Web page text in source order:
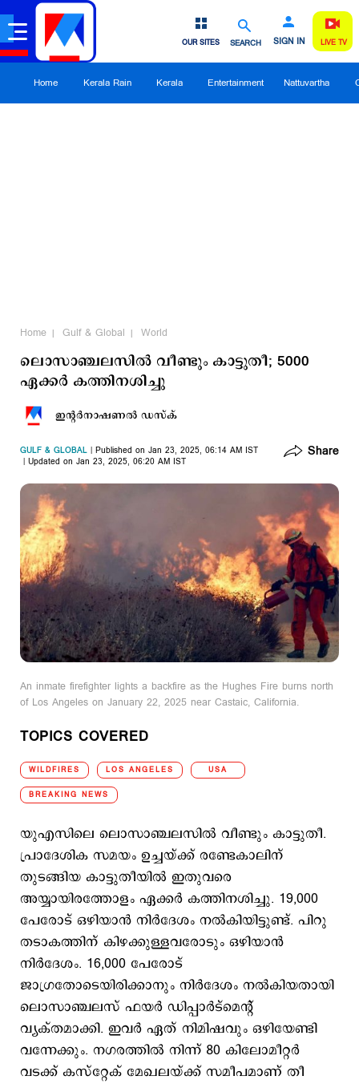
SEARCH SIGN IN
OUR SITES LIVE TV
Home Kerala Rain Kerala Entertainment Nattuvartha
Home Gulf & Global World
ലൊസാഞ്ചലസില്‍ വീണ്ടും കാട്ടുതീ; 5000
ഏക്കര്‍ കത്തിനശിച്ചു
ഇന്‍റര്‍നാഷണല്‍ ഡസ്ക്
GULF & GLOBAL
Published on Jan 23, 2025, 06:14 AM IST
Updated on Jan 23, 2025, 06:20 AM IST
Share
An inmate firefighter lights a backfire as the Hughes Fire burns north
of Los Angeles on January 22, 2025 near Castaic, California.
TOPICS COVERED
WILDFIRES LOS ANGELES USA
BREAKING NEWS
യുഎസിലെ ലൊസാഞ്ചലസില്‍ വീണ്ടും കാട്ടുതീ.
പ്രാദേശിക സമയം ഉച്ചയ്ക്ക് രണ്ടേകാലിന്
തുടങ്ങിയ കാട്ടുതീയില്‍ ഇതുവരെ
അയ്യായിരത്തോളം ഏക്കര്‍ കത്തിനശിച്ചു. 19,000
പേരോട് ഒഴിയാന്‍ നിര്‍ദേശം നല്‍കിയിട്ടുണ്ട്. പിറു
തടാകത്തിന് കിഴക്കുള്ളവരോടും ഒഴിയാന്‍
നിര്‍ദേശം. 16,000 പേരോട്
ജാഗ്രതോടെയിരിക്കാനും നിര്‍ദേശം നല്‍കിയതായി
ലൊസാഞ്ചലസ് ഫയര്‍ ഡിപ്പാര്‍ട്മെന്‍റ്
വ്യക്തമാക്കി. ഇവര്‍ ഏത് നിമിഷവും ഒഴിയേണ്ടി
വന്നേക്കും. നഗരത്തില്‍ നിന്ന് 80 കിലോമീറ്റര്‍
വടക്ക് കസ്റ്റേക് മേഖലയ്ക്ക് സമീപമാണ് തീ